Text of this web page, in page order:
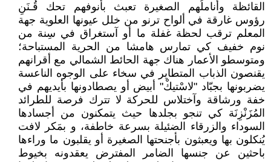
القائظة وأناملُهم الصغيرة تعبث بأنوفهم تحك قُـنَنِ
رؤوس غارقة في ألواح ترنو من خلل عيونها العلوية جهة
المعلم ترقب لحظة غفلة ما أو آستغراق في سِنة من
نوم خفيف كي تمارس هامشا من الحرية المستباحة؛
ومتوسطو الأعمار هناك جهة الحائط الشمالي مع أقرانهم
يقنصون الذباب المتطاير في سخاء على الوجوه الناعسة
يضربونها بجبّاد "لاسْتيكْ" أبيض أو يصطادونها بأيديهم في
خفة ورشاقة وآختلاس للحركة لا تترك فرصة للطرائد
المُزَنْزِنَة كي تنجو بجلدها حيث يتمكنون من أجسادها
السوداء والزرقاء الضئيلة بسرعة خاطفة، و بمَكر لافت
يُنكلون بها ويعبثون بأجنحتها الصغيرة أو يقلبون ما وراءها
باحثين عن جنسها الضامر المفترض يعقدونه بخيوط